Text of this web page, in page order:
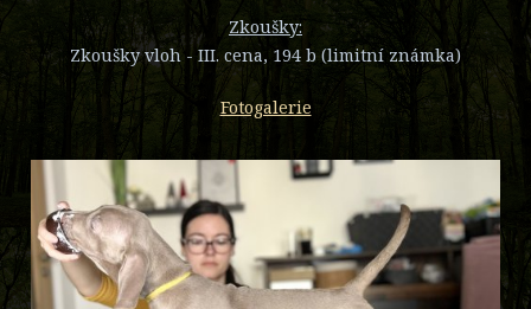
Zkoušky:
Zkoušky vloh - III. cena, 194 b (limitní známka)
Fotogalerie